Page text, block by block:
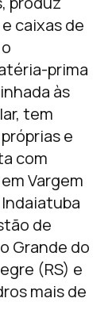
caixas de
prima
às
tem
e
com
Vargem
de
Grande do
(RS) e
mais de